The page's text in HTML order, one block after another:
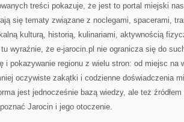
treści pokazuje, że jest to portal miejski
się tematy związane z noclegami, spacerami,
kulturą, historią, kulinariami, aktywnością
wyraźnie, że e-jarocin.pl nie ogranicza się do
i pokazywanie regionu z wielu stron: od miejsc na
oczywiste zakątki i codzienne doświadczenia
jest jednocześnie bazą wiedzy, ale też źródłem
Jarocin i jego otoczenie.